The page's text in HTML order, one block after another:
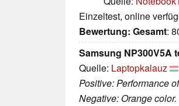
Einzeltest, online
Bewertung: Gesamt:
Samsung NP300V5A
Quelle: Laptopkalauz
Positive: Performance
Negative: Orange color.